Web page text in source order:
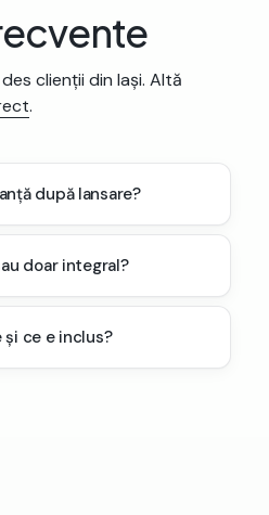
clienții din Iași. Altă
.
după lansare?
doar integral?
ce e inclus?